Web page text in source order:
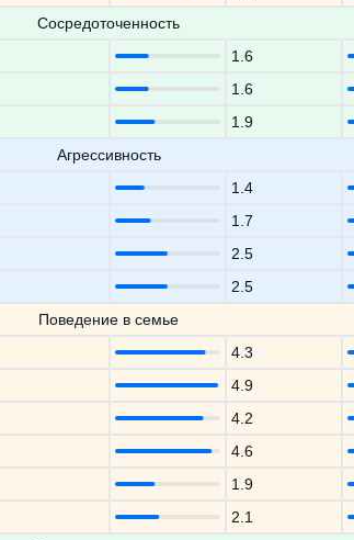
Сосредоточенность
1.6
1.6
1.9
Агрессивность
1.4
1.7
2.5
2.5
Поведение в семье
4.3
4.9
4.2
4.6
1.9
2.1